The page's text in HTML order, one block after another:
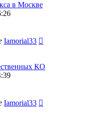
в Москве
Iamorial33
КО
Iamorial33